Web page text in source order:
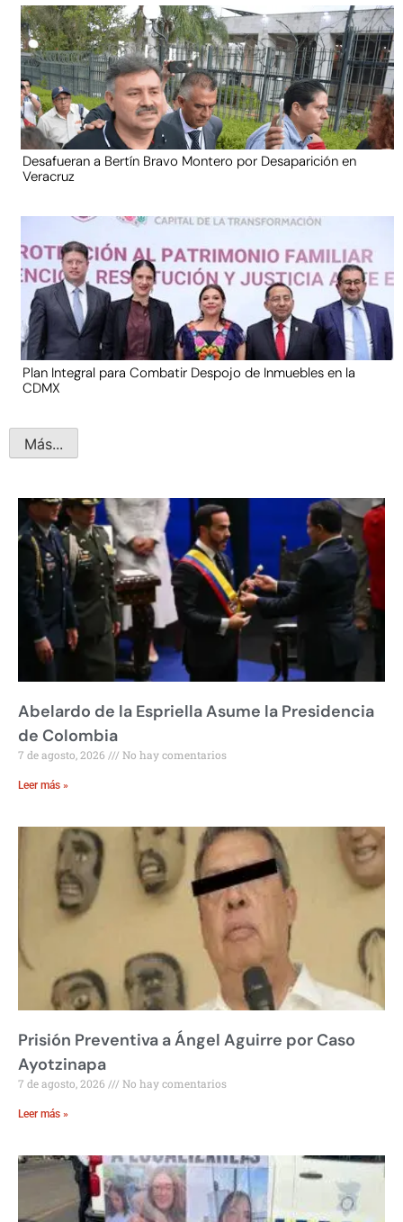
Desafueran a Bertín Bravo Montero por Desaparición en
Veracruz
Plan Integral para Combatir Despojo de Inmuebles en la
CDMX
Más...
Abelardo de la Espriella Asume la Presidencia
de Colombia
7 de agosto, 2026 No hay comentarios
Leer más »
Prisión Preventiva a Ángel Aguirre por Caso
Ayotzinapa
7 de agosto, 2026 No hay comentarios
Leer más »